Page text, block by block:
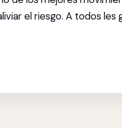
el riesgo. A todos